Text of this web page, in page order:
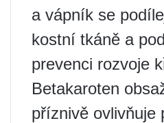
a vápník se
kostní tkáně a
prevenci rozvoje
Betakaroten
příznivě ovlivňuje